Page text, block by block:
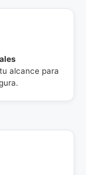
alcance para